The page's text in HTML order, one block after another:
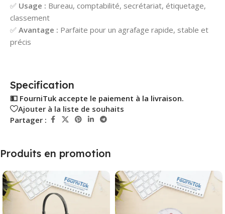
✅ Usage : Bureau, comptabilité, secrétariat, étiquetage,
classement
✅ Avantage : Parfaite pour un agrafage rapide, stable et
précis
Specification
💵 FourniTuk accepte le paiement à la livraison.
Ajouter à la liste de souhaits
Partager :
Produits en promotion